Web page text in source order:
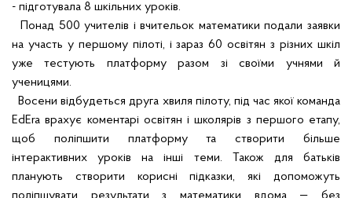
- підготувала 8 шкільних уроків.
Понад 500 учителів і вчительок математики подали заявки
на участь у першому пілоті, і зараз 60 освітян з різних шкіл
уже тестують платформу разом зі своїми учнями й
ученицями.
Восени відбудеться друга хвиля пілоту, під час якої команда
EdEra врахує коментарі освітян і школярів з першого етапу,
щоб поліпшити платформу та створити більше
інтерактивних уроків на інші теми. Також для батьків
планують створити корисні підказки, які допоможуть